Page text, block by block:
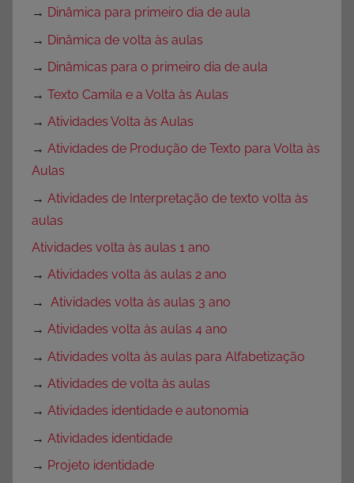
→ Dinâmica para primeiro dia de aula
→ Dinâmica de volta às aulas
→ Dinâmicas para o primeiro dia de aula
→ Texto Camila e a Volta às Aulas
→ Atividades Volta às Aulas
→ Atividades de Produção de Texto para Volta às
Aulas
→ Atividades de Interpretação de texto volta às
aulas
Atividades volta às aulas 1 ano
→ Atividades volta às aulas 2 ano
→ Atividades volta às aulas 3 ano
→ Atividades volta às aulas 4 ano
→ Atividades volta às aulas para Alfabetização
→ Atividades de volta às aulas
→ Atividades identidade e autonomia
→ Atividades identidade
→ Projeto identidade